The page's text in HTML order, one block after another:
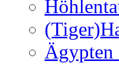
Ägypten